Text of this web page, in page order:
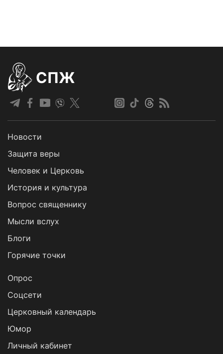
СПЖ
Новости
Защита веры
Человек и Церковь
История и культура
Вопрос священнику
Мысли вслух
Блоги
Горячие точки
Опрос
Cоцсети
Церковный календарь
Юмор
Личный кабинет